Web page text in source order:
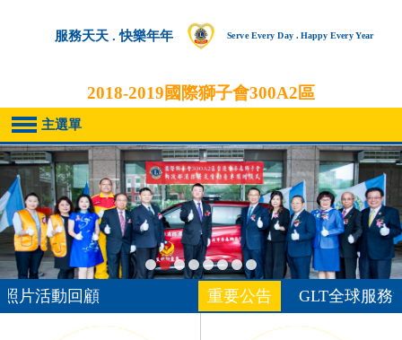
服務天天 . 快樂年年 Serve Every Day . Happy Every Year
2018-2019國際獅子會300A2區
主選單
動回顧 重要公告 GLT全球服務活